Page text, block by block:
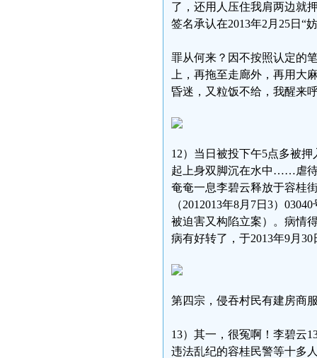
了，还用人压住我肩两边就
签名承认在2013年2月25日“
罪从何来？因不按照认定的
上，再拖至走廊外，再用大
昏迷，又粒饭不给，我醒来
12）当日被投下午5点多被
起上身双脚沉在水中……虐待
奄奄一息李碧云释放于容桂
（2012013年8月7日3）
被迫害又构陷立案）。病情
病有好转了，于2013年9月30
第四宗，侵吞村民有建房商
13）其一，很冤啊！李碧云
违法乱纪的容桂民警等十多